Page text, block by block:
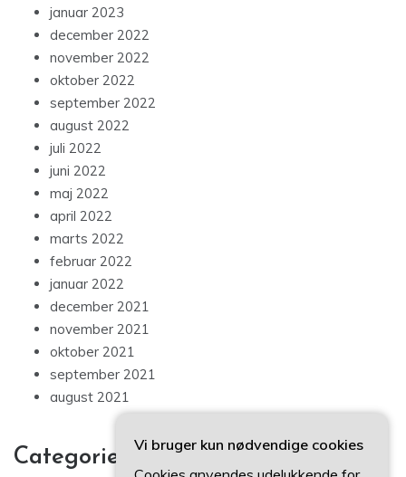
januar 2023
december 2022
november 2022
oktober 2022
september 2022
august 2022
juli 2022
juni 2022
maj 2022
april 2022
marts 2022
februar 2022
januar 2022
december 2021
november 2021
oktober 2021
september 2021
august 2021
Categories
Vi bruger kun nødvendige cookies